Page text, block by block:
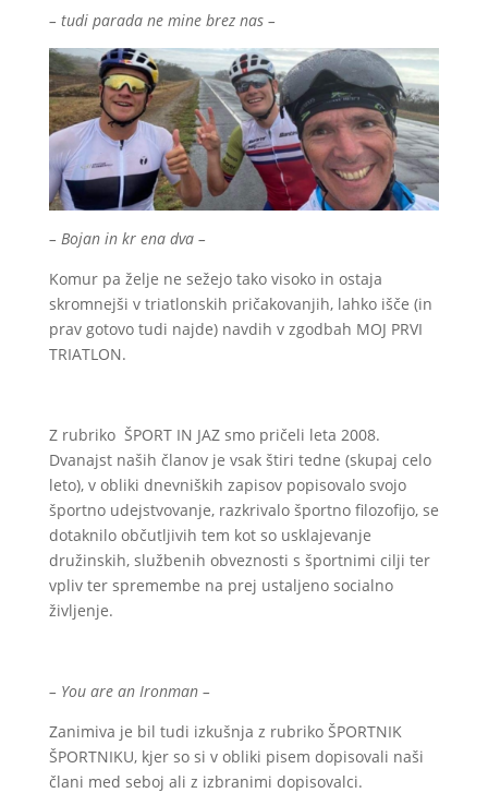
– tudi parada ne mine brez nas –
– Bojan in kr ena dva –
Komur pa želje ne sežejo tako visoko in ostaja
skromnejši v triatlonskih pričakovanjih, lahko išče (in
prav gotovo tudi najde) navdih v zgodbah MOJ PRVI
TRIATLON.
Z rubriko ŠPORT IN JAZ smo pričeli leta 2008.
Dvanajst naših članov je vsak štiri tedne (skupaj celo
leto), v obliki dnevniških zapisov popisovalo svojo
športno udejstvovanje, razkrivalo športno filozofijo, se
dotaknilo občutljivih tem kot so usklajevanje
družinskih, službenih obveznosti s športnimi cilji ter
vpliv ter spremembe na prej ustaljeno socialno
življenje.
– You are an Ironman –
Zanimiva je bil tudi izkušnja z rubriko ŠPORTNIK
ŠPORTNIKU, kjer so si v obliki pisem dopisovali naši
člani med seboj ali z izbranimi dopisovalci.